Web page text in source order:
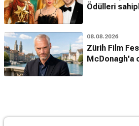
Ödülleri
08.08.2026
Zürih Film
McDonagh'a